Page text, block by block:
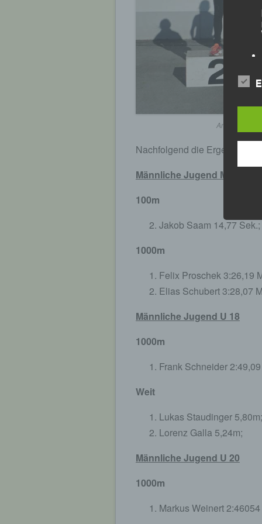
Anna
Nachfolgend die Ergebnisse
Männliche Jugend M 14
100m
Jakob Saam 14,77 Sek.;
1000m
Felix Proschek 3:26,19
Elias Schubert 3:28,07
Männliche Jugend U 18
1000m
Frank Schneider
Weit
Lukas Staudinger 5,80m;
Lorenz Galla 5,24m;
Männliche Jugend U 20
1000m
Markus Weinert